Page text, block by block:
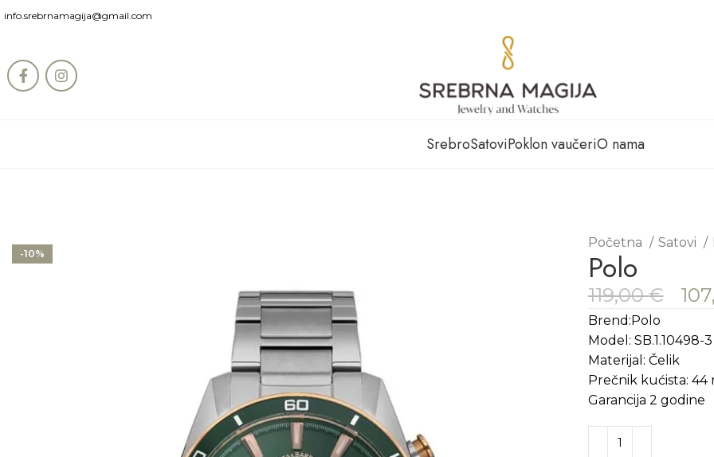
info.srebrnamagija@gmail.com
SrebroSatoviPoklon vaučeriO nama
-10%
Početna Satovi
Polo
119,00€
Brend:Polo
Model: SB.1.10498-3
Materijal: Čelik
Prečnik kućista: 44
Garancija 2 godine